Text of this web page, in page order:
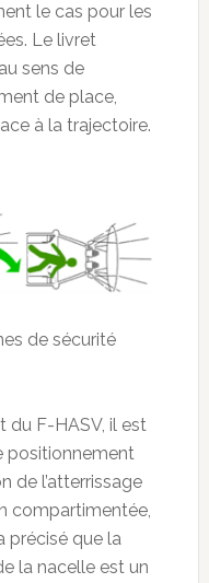
le cas pour les
Le livret
sens de
de place,
à la trajectoire.
de sécurité
du F-HASV, il est
positionnement
de l’atterrissage
compartimentée,
précisé que la
la nacelle est un